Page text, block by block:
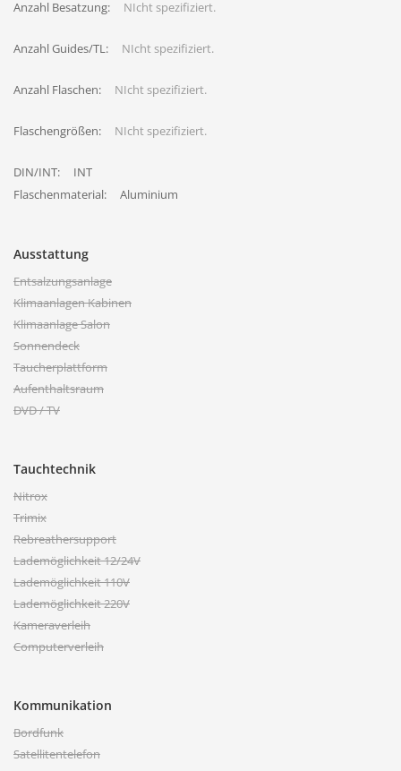
Anzahl Besatzung: NIcht spezifiziert.
Anzahl Guides/TL: NIcht spezifiziert.
Anzahl Flaschen: NIcht spezifiziert.
Flaschengrößen: NIcht spezifiziert.
DIN/INT:
INT
Flaschenmaterial:
Aluminium
Ausstattung
Entsalzungsanlage
Klimaanlagen Kabinen
Klimaanlage Salon
Sonnendeck
Taucherplattform
Aufenthaltsraum
DVD / TV
Tauchtechnik
Nitrox
Trimix
Rebreathersupport
Lademöglichkeit 12/24V
Lademöglichkeit 110V
Lademöglichkeit 220V
Kameraverleih
Computerverleih
Kommunikation
Bordfunk
Satellitentelefon